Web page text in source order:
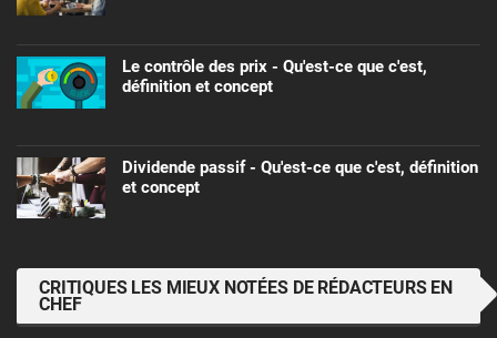
Le contrôle des prix - Qu'est-ce que c'est,
définition et concept
Dividende passif - Qu'est-ce que c'est, définition
et concept
CRITIQUES LES MIEUX NOTÉES DE RÉDACTEURS EN
CHEF